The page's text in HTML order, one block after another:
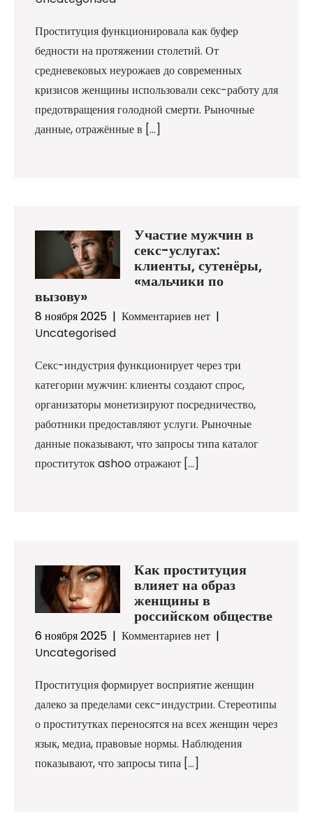
Проституция функционировала как буфер
бедности на протяжении столетий. От
средневековых неурожаев до современных
кризисов женщины использовали секс-работу для
предотвращения голодной смерти. Рыночные
данные, отражённые в […]
Участие мужчин в
секс-услугах:
клиенты, сутенёры,
«мальчики по
вызову»
8 ноября 2025 | Комментариев нет |
Uncategorised
Секс-индустрия функционирует через три
категории мужчин: клиенты создают спрос,
организаторы монетизируют посредничество,
работники предоставляют услуги. Рыночные
данные показывают, что запросы типа каталог
проституток ashoo отражают […]
Как проституция
влияет на образ
женщины в
российском обществе
6 ноября 2025 | Комментариев нет |
Uncategorised
Проституция формирует восприятие женщин
далеко за пределами секс-индустрии. Стереотипы
о проститутках переносятся на всех женщин через
язык, медиа, правовые нормы. Наблюдения
показывают, что запросы типа […]